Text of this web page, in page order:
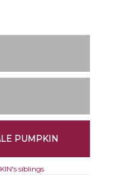
PUMPKIN
siblings